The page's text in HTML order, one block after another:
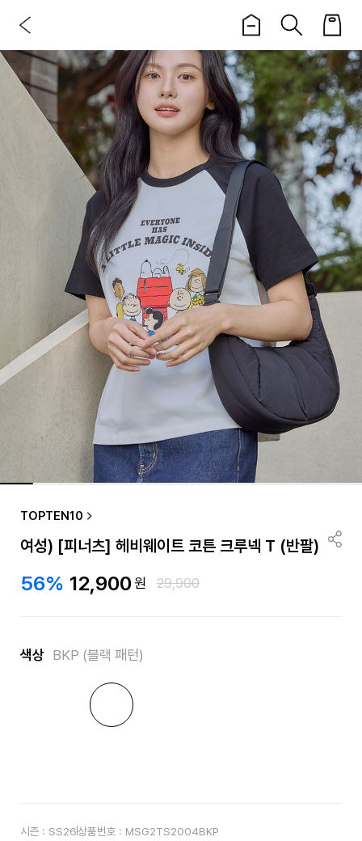
TOPTEN10
여성) [피너츠] 헤비웨이트 코튼 크루넥 T (반팔)
56% 12,900원 29,900
색상 BKP (블랙 패턴)
시즌 : SS26상품번호 : MSG2TS2004BKP